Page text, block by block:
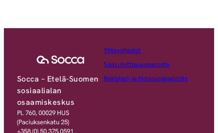
Socca – Etelä-Suomen
sosiaalialan
osaamiskeskus
PL 760, 00029 HUS
(Paciuksenkatu 25)
Yhteystiedot
Saavutettavuusseloste
Rekisteri- ja tietosuojaseloste